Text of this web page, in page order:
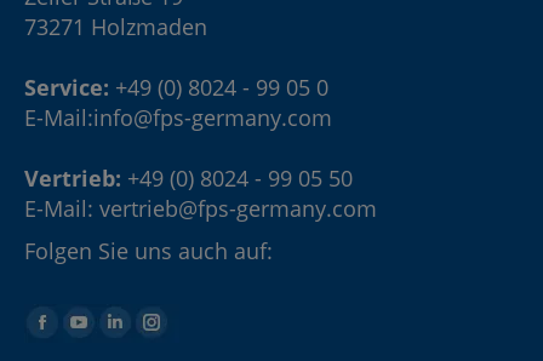
73271 Holzmaden
Service: +49 (0) 8024 - 99 05 0
E-Mail:info@fps-germany.com
Vertrieb: +49 (0) 8024 - 99 05 50
E-Mail: vertrieb@fps-germany.com
Folgen Sie uns auch auf: